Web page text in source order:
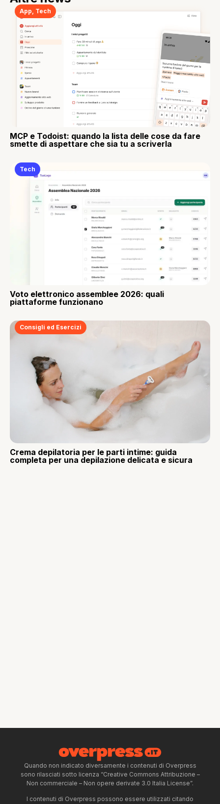
App Tech
MCP e Todoist: quando la lista delle cose da fare
smette di aspettare che sia tu a scriverla
Tech
Voto elettronico assemblee 2026: quali
piattaforme funzionano
Consigli ed Esercizi
Crema depilatoria per le parti intime: guida
completa per una depilazione delicata e sicura
Quando non indicato diversamente i contenuti di Overpress
sono rilasciati sotto licenza “Creative Commons Attribuzione –
Non commerciale – Non opere derivate 3.0 Italia License”.
I contenuti di Overpress possono essere utilizzati citando